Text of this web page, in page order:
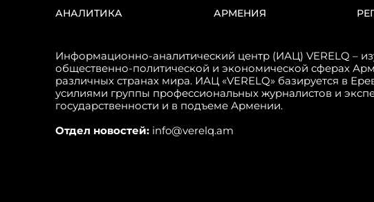
АНАЛИТИКА АРМЕНИЯ
Информационно-аналитический центр (ИАЦ) VERELQ –
общественно-политической и экономической сферах
различных странах мира. ИАЦ «VERELQ» базируется в
усилиями группы профессиональных журналистов и
государственности и в подъеме Армении.
Отдел новостей: info@verelq.am